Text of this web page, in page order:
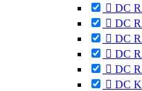
 DC
 DC
 DC
 DC
 DC
 DC